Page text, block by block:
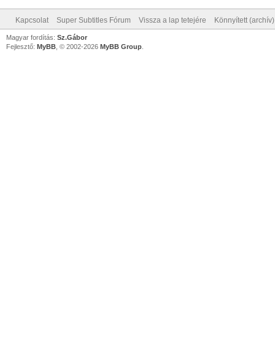
Kapcsolat Super Subtitles Fórum Vissza a lap tetejére Könnyített
Magyar fordítás: Sz.Gábor
Fejlesztő: MyBB , © 2002-2026 MyBB Group